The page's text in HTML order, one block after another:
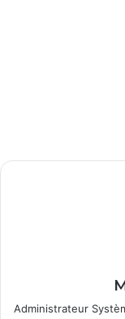
Administrateur